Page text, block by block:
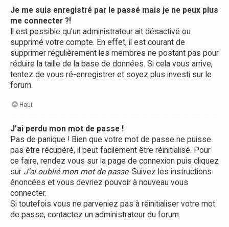
Je me suis enregistré par le passé mais je ne peux plus
me connecter ?!
Il est possible qu’un administrateur ait désactivé ou
supprimé votre compte. En effet, il est courant de
supprimer régulièrement les membres ne postant pas pour
réduire la taille de la base de données. Si cela vous arrive,
tentez de vous ré-enregistrer et soyez plus investi sur le
forum.
Haut
J’ai perdu mon mot de passe !
Pas de panique ! Bien que votre mot de passe ne puisse
pas être récupéré, il peut facilement être réinitialisé. Pour
ce faire, rendez vous sur la page de connexion puis cliquez
sur J’ai oublié mon mot de passe. Suivez les instructions
énoncées et vous devriez pouvoir à nouveau vous
connecter.
Si toutefois vous ne parveniez pas à réinitialiser votre mot
de passe, contactez un administrateur du forum.